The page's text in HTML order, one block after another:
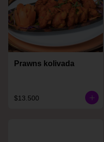
Prawns kolivada
$13.500